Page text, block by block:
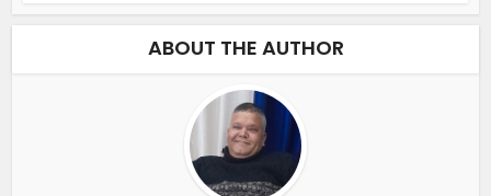
ABOUT THE AUTHOR